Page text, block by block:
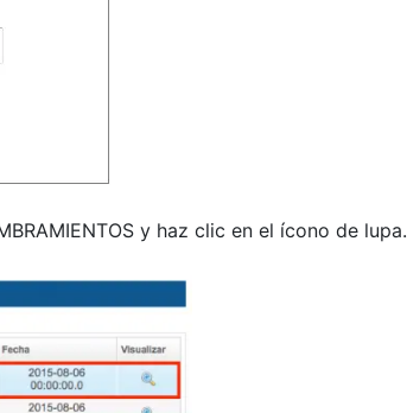
y haz clic en el ícono de lupa.